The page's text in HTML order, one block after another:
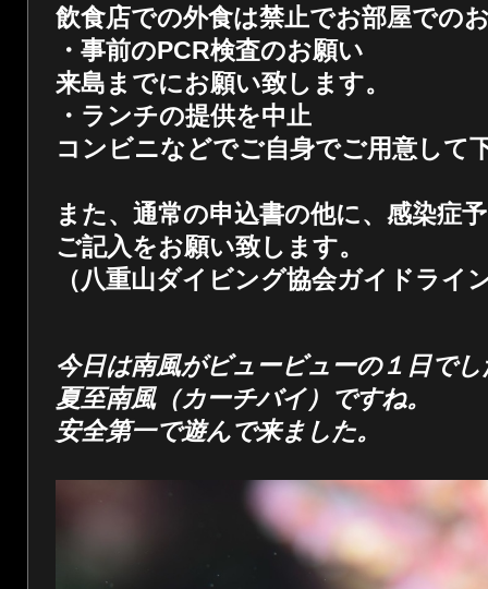
飲食店での外食は禁止でお部屋での
・事前のPCR検査のお願い
来島までにお願い致します。
・ランチの提供を中止
コンビニなどでご自身でご用意して
また、通常の申込書の他に、感染症
ご記入をお願い致します。
（八重山ダイビング協会ガイドライ
今日は南風がビュービューの１日でし
夏至南風（カーチバイ）ですね。
安全第一で遊んで来ました。